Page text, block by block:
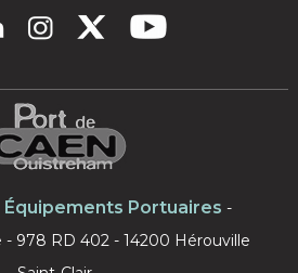
Portuaires -
- 978 RD 402 - 14200 Hérouville